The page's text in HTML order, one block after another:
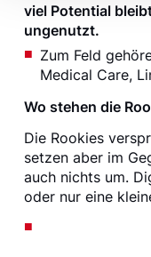
viel Potential
ungenutzt.
Zum Feld
Medical Care,
Wo stehen die
Die Rookies
setzen aber im
auch nichts um.
oder nur eine